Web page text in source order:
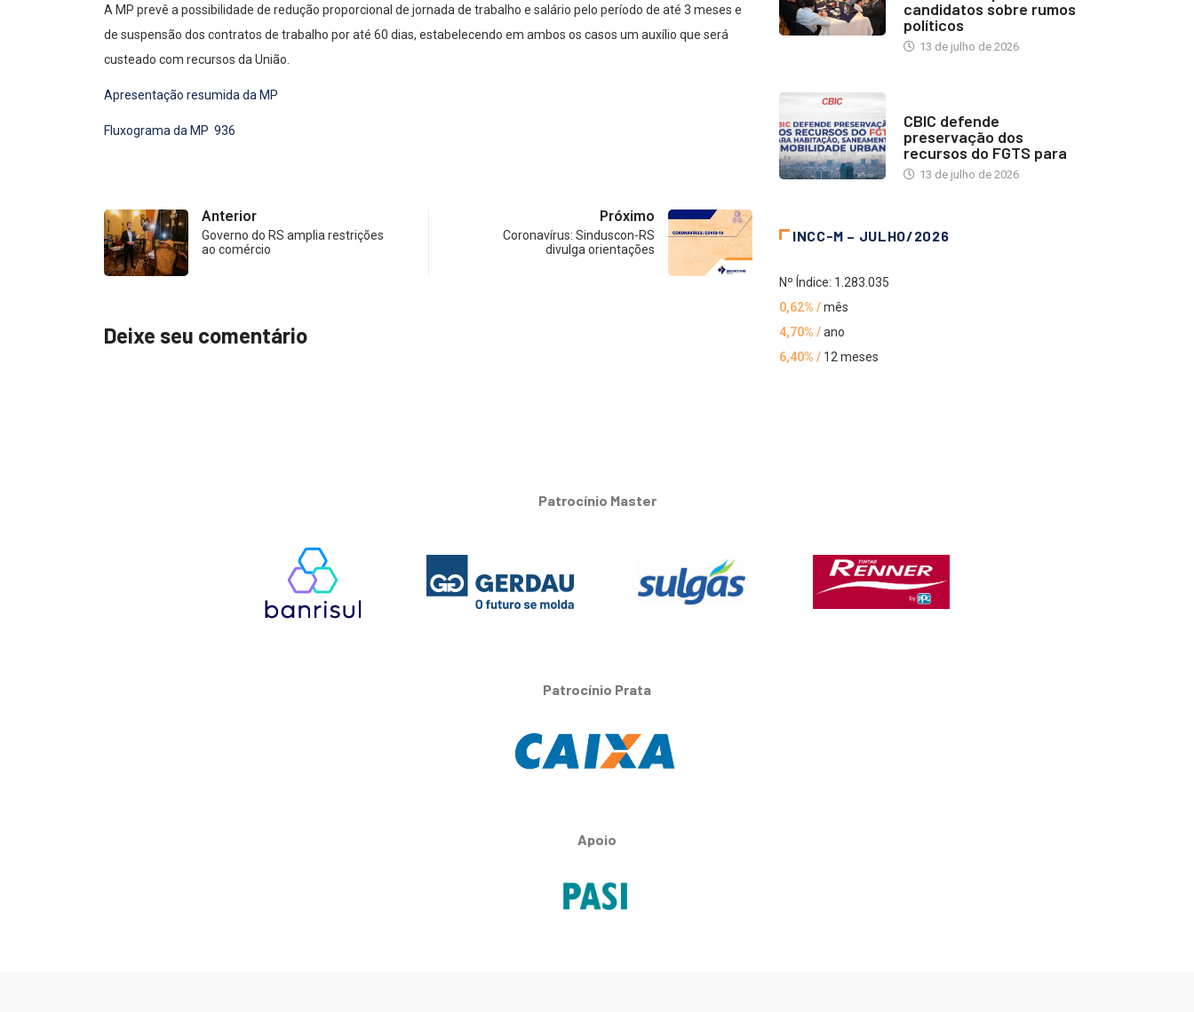
A MP prevê a possibilidade de redução proporcional de jornada de trabalho e salário pelo período de até 3 meses e
de suspensão dos contratos de trabalho por até 60 dias, estabelecendo em ambos os casos um auxílio que será
custeado com recursos da União.
Apresentação resumida da MP
Fluxograma da MP 936
Anterior
Governo do RS amplia restrições
ao comércio
Próximo
Coronavírus: Sinduscon-RS
divulga orientações
Deixe seu comentário
candidatos sobre rumos
políticos
13 de julho de 2026
CBIC defende
preservação dos
recursos do FGTS para
13 de julho de 2026
INCC-M – JULHO/2026
Nº Índice: 1.283.035
0,62% /mês
4,70% /ano
6,40% / 12 meses
Patrocínio Master
Patrocínio Prata
Apoio